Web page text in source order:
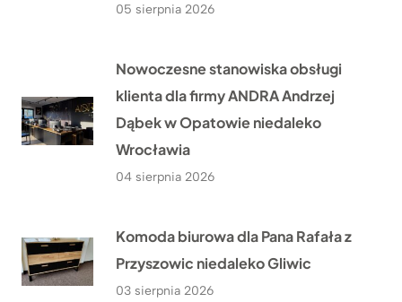
05 sierpnia 2026
Nowoczesne stanowiska obsługi
klienta dla firmy ANDRA Andrzej
Dąbek w Opatowie niedaleko
Wrocławia
04 sierpnia 2026
Komoda biurowa dla Pana Rafała z
Przyszowic niedaleko Gliwic
03 sierpnia 2026